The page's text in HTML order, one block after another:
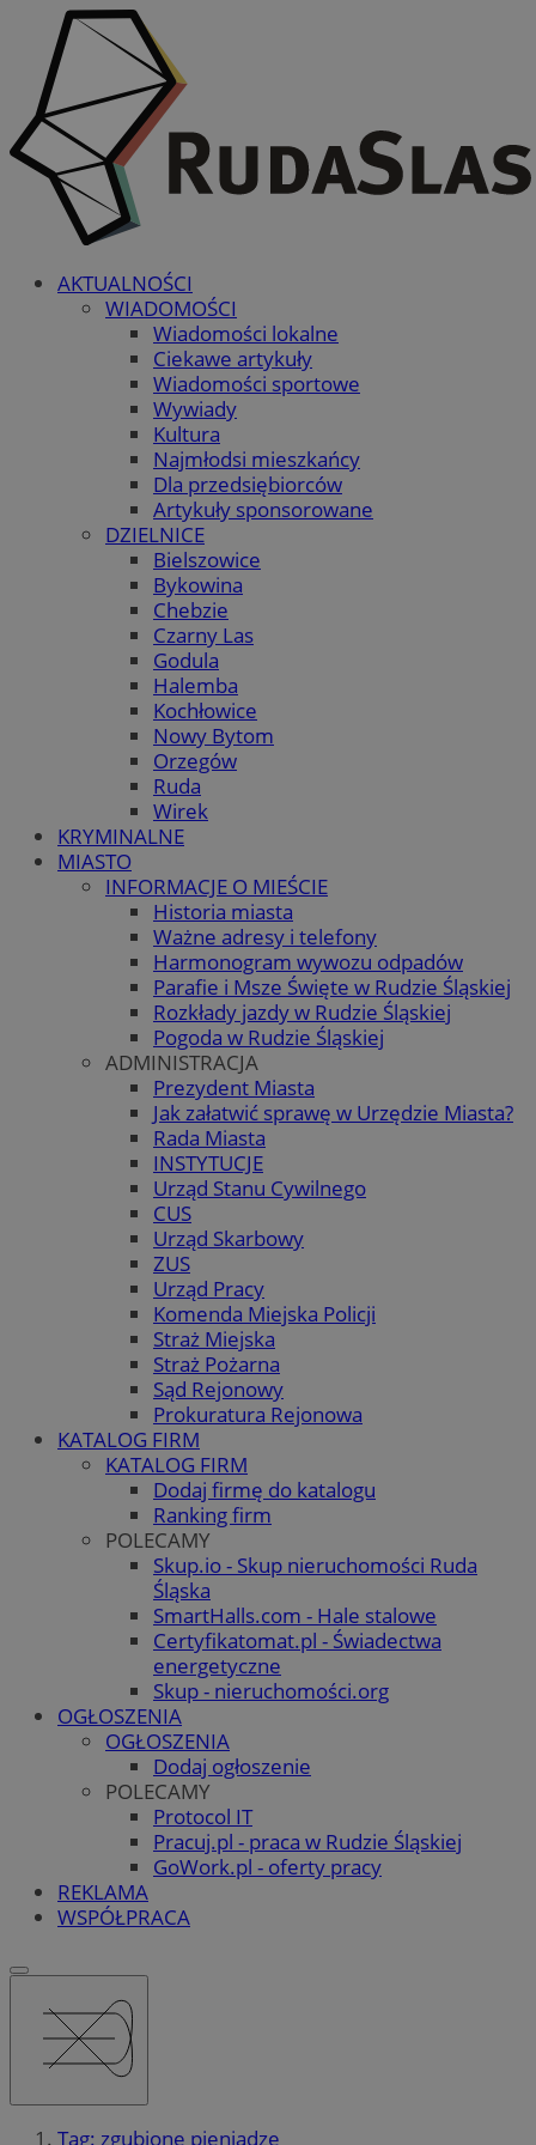
AKTUALNOŚCI
WIADOMOŚCI
Wiadomości lokalne
Ciekawe artykuły
Wiadomości sportowe
Wywiady
Kultura
Najmłodsi mieszkańcy
Dla przedsiębiorców
Artykuły sponsorowane
DZIELNICE
Bielszowice
Bykowina
Chebzie
Czarny Las
Godula
Halemba
Kochłowice
Nowy Bytom
Orzegów
Ruda
Wirek
KRYMINALNE
MIASTO
INFORMACJE O MIEŚCIE
Historia miasta
Ważne adresy i telefony
Harmonogram wywozu odpadów
Parafie i Msze Święte w Rudzie Śląskiej
Rozkłady jazdy w Rudzie Śląskiej
Pogoda w Rudzie Śląskiej
ADMINISTRACJA
Prezydent Miasta
Jak załatwić sprawę w Urzędzie Miasta?
Rada Miasta
INSTYTUCJE
Urząd Stanu Cywilnego
CUS
Urząd Skarbowy
ZUS
Urząd Pracy
Komenda Miejska Policji
Straż Miejska
Straż Pożarna
Sąd Rejonowy
Prokuratura Rejonowa
KATALOG FIRM
KATALOG FIRM
Dodaj firmę do katalogu
Ranking firm
POLECAMY
Skup.io - Skup nieruchomości Ruda
Śląska
SmartHalls.com - Hale stalowe
Certyfikatomat.pl - Świadectwa
energetyczne
Skup - nieruchomości.org
OGŁOSZENIA
OGŁOSZENIA
Dodaj ogłoszenie
POLECAMY
Protocol IT
Pracuj.pl - praca w Rudzie Śląskiej
GoWork.pl - oferty pracy
REKLAMA
WSPÓŁPRACA
Tag: zgubione pieniądze